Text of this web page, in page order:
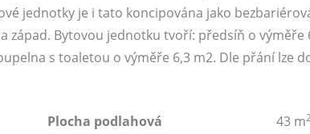
jednotky je i tato koncipována jako
Bytovou jednotku tvoří: předsíň o výměře
s toaletou o výměře 6,3 m2. Dle přání lze
Plocha podlahová 43 m